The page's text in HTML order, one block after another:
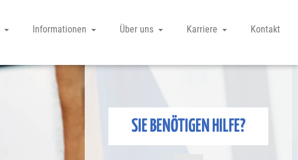
Informationen Über uns Karriere Kontakt
SIE BENÖTIGEN HILFE?